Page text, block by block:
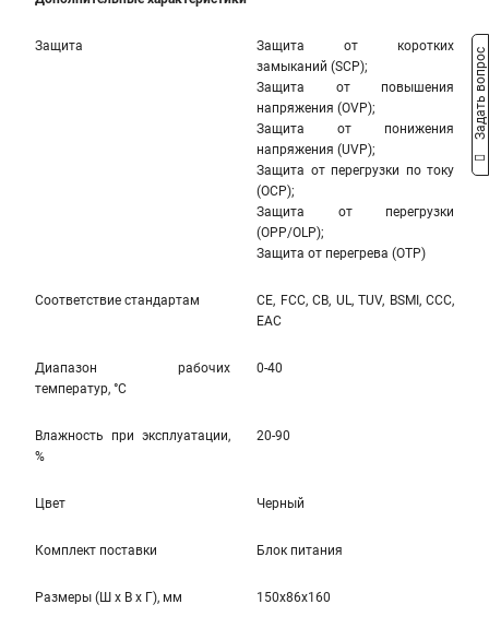
Защита
Защита от коротких
замыканий (SCP);
Защита от повышения
напряжения (OVP);
Защита от понижения
напряжения (UVP);
Защита от перегрузки по току
(OCP);
Защита от перегрузки
(OPP/OLP);
Защита от перегрева (OTP)
Соответствие стандартам
CE, FCC, CB, UL, TUV, BSMI, CCC,
EAC
Диапазон рабочих
температур, °С
0-40
Влажность при эксплуатации,
%
20-90
Цвет Черный
Комплект поставки Блок питания
Размеры (Ш x В x Г), мм 150x86x160
Задать вопрос